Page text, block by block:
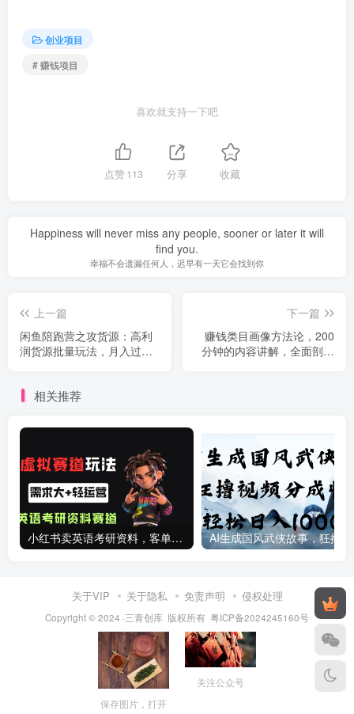
创业项目
# 赚钱项目
喜欢就支持一下吧
点赞113 分享 收藏
Happiness will never miss any people, sooner or later it will
find you.
幸福不会遗漏任何人，迟早有一天它会找到你
上一篇
闲鱼陪跑营之攻货源：高利
润货源批量玩法，月入过万
下一篇
赚钱类目画像方法论，200
分钟的内容讲解，全面剖析
相关推荐
小红书卖英语考研资料，客单价9.9，250天卖了16w!
关于VIP 关于隐私 免责声明 侵权处理
Copyright © 2024 ·三青创库 版权所有 粤ICP备2024245160号
保存图片，打开
关注公众号